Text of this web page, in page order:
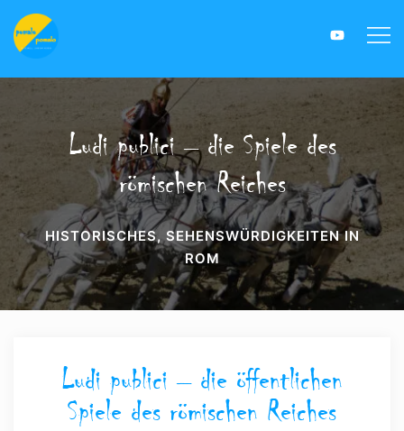
Ludi publici – die Spiele des
römischen Reiches
HISTORISCHES, SEHENSWÜRDIGKEITEN IN
ROM
Ludi publici – die öffentlichen
Spiele des römischen Reiches